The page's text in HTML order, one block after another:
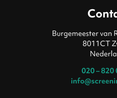
Burgemeester van
8011CT
020 – 820